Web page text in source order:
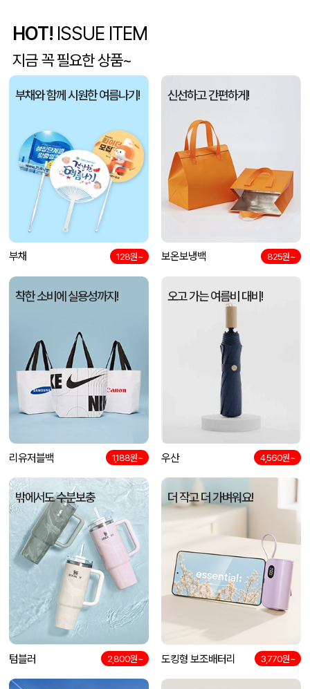
사각니들펜(0.7)
전OO [26년 설]CJ 스마트초이스 L호
김OO 접이식 장바구니 포켓가방 3종 1P 08-07
담OO
원형 팬시 (2컬러) 부채 (150∅~190∅)
HOT! ISSUE ITEM
지금 꼭 필요한 상품~
부채와 함께 시원한 여름나기!
부채 128원~
신선하고 간편하게!
보온보냉백 825원~
착한 소비에 실용성까지!
리유저블백 1,188원~
오고 가는 여름비 대비!
우산 4,560원~
밖에서도 수분보충
텀블러 2,800원~
더 작고 더 가벼워요!
도킹형 보조배터리 3,770원~